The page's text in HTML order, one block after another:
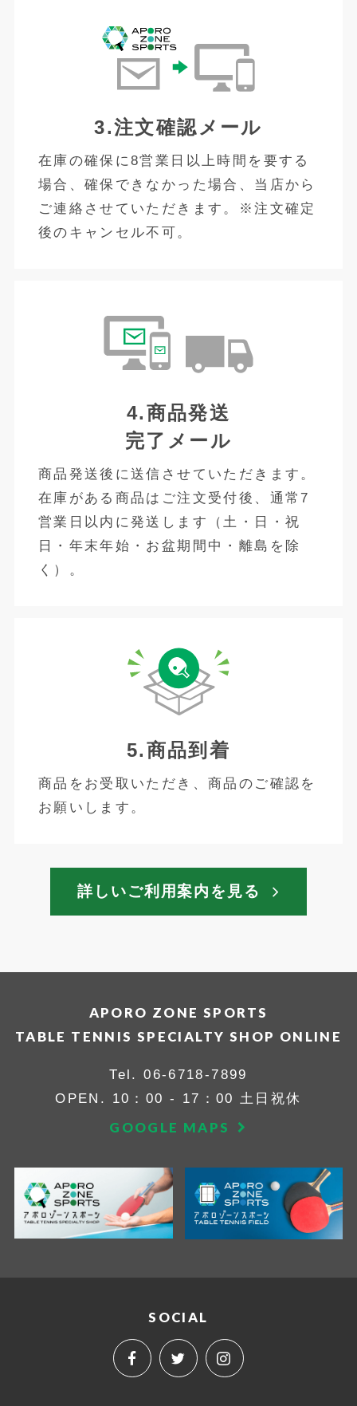
3.注文確認メール
在庫の確保に8営業日以上時間を要する
場合、確保できなかった場合、当店から
ご連絡させていただきます。※注文確定
後のキャンセル不可。
4.商品発送
完了メール
商品発送後に送信させていただきます。
在庫がある商品はご注文受付後、通常7
営業日以内に発送します（土・日・祝
日・年末年始・お盆期間中・離島を除
く）。
5.商品到着
商品をお受取いただき、商品のご確認を
お願いします。
詳しいご利用案内を見る
APORO ZONE SPORTS
TABLE TENNIS SPECIALTY SHOP ONLINE
Tel.06-6718-7899
OPEN. 10：00 - 17：00 土日祝休
GOOGLE MAPS
SOCIAL